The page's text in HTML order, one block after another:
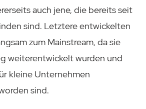
auch jene, die bereits seit
sind. Letztere entwickelten
zum Mainstream, da sie
weiterentwickelt wurden und
kleine Unternehmen
sind.